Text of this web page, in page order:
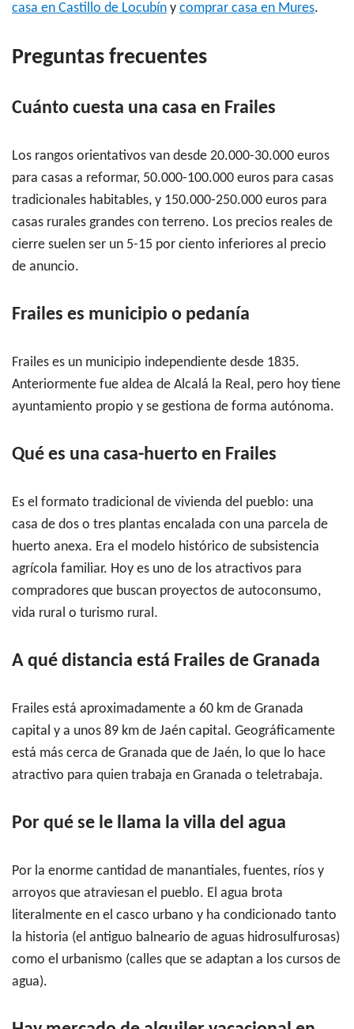
casa en Castillo de Locubín y comprar casa en Mures.
Preguntas frecuentes
Cuánto cuesta una casa en Frailes
Los rangos orientativos van desde 20.000-30.000 euros
para casas a reformar, 50.000-100.000 euros para casas
tradicionales habitables, y 150.000-250.000 euros para
casas rurales grandes con terreno. Los precios reales de
cierre suelen ser un 5-15 por ciento inferiores al precio
de anuncio.
Frailes es municipio o pedanía
Frailes es un municipio independiente desde 1835.
Anteriormente fue aldea de Alcalá la Real, pero hoy tiene
ayuntamiento propio y se gestiona de forma autónoma.
Qué es una casa-huerto en Frailes
Es el formato tradicional de vivienda del pueblo: una
casa de dos o tres plantas encalada con una parcela de
huerto anexa. Era el modelo histórico de subsistencia
agrícola familiar. Hoy es uno de los atractivos para
compradores que buscan proyectos de autoconsumo,
vida rural o turismo rural.
A qué distancia está Frailes de Granada
Frailes está aproximadamente a 60 km de Granada
capital y a unos 89 km de Jaén capital. Geográficamente
está más cerca de Granada que de Jaén, lo que lo hace
atractivo para quien trabaja en Granada o teletrabaja.
Por qué se le llama la villa del agua
Por la enorme cantidad de manantiales, fuentes, ríos y
arroyos que atraviesan el pueblo. El agua brota
literalmente en el casco urbano y ha condicionado tanto
la historia (el antiguo balneario de aguas hidrosulfurosas)
como el urbanismo (calles que se adaptan a los cursos de
agua).